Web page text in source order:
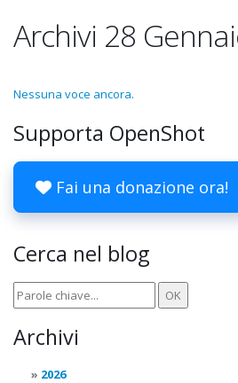
Archivi 28
Nessuna voce ancora.
Supporta OpenShot
Fai una donazione ora!
Cerca nel blog
Archivi
2026